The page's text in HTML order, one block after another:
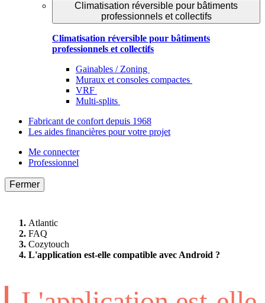
Climatisation réversible pour bâtiments
professionnels et collectifs
Climatisation réversible pour bâtiments
professionnels et collectifs
Gainables / Zoning
Muraux et consoles compactes
VRF
Multi-splits
Fabricant de confort depuis 1968
Les aides financières pour votre projet
Me connecter
Professionnel
Fermer
Atlantic
FAQ
Cozytouch
L'application est-elle compatible avec Android ?